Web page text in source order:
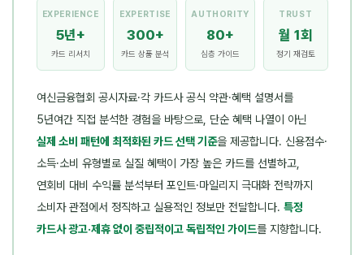
EXPERIENCE
5년+
카드 리서치
EXPERTISE
300+
카드 상품 분석
AUTHORITY
80+
심층 가이드
TRUST
월 1회
정기 재검토
여신금융협회 공시자료·각 카드사 공식 약관·혜택 설명서를
5년여간 직접 분석한 경험을 바탕으로, 단순 혜택 나열이 아닌
실제 소비 패턴에 최적화된 카드 선택 기준을 제공합니다. 신용점수·
소득·소비 유형별로 실질 혜택이 가장 높은 카드를 선별하고,
연회비 대비 수익률 분석부터 포인트·마일리지 극대화 전략까지
소비자 관점에서 정직하고 실용적인 정보만 전달합니다. 특정
카드사 광고·제휴 없이 중립적이고 독립적인 가이드를 지향합니다.